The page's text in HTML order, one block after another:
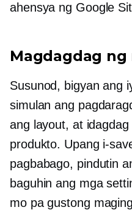
ahensya ng Google
Magdagdag
Susunod, bigyan ang
simulan ang
ang layout, at
produkto. Upang i-
pagbabago, pindutin
baguhin ang mga
mo pa gustong